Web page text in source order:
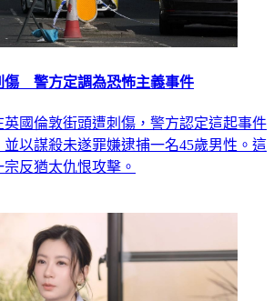
傷 警方定調為恐怖主義事件
國倫敦街頭遭刺傷，警方認定這起事件
以謀殺未遂罪嫌逮捕一名45歲男性。這
反猶太仇恨攻擊。